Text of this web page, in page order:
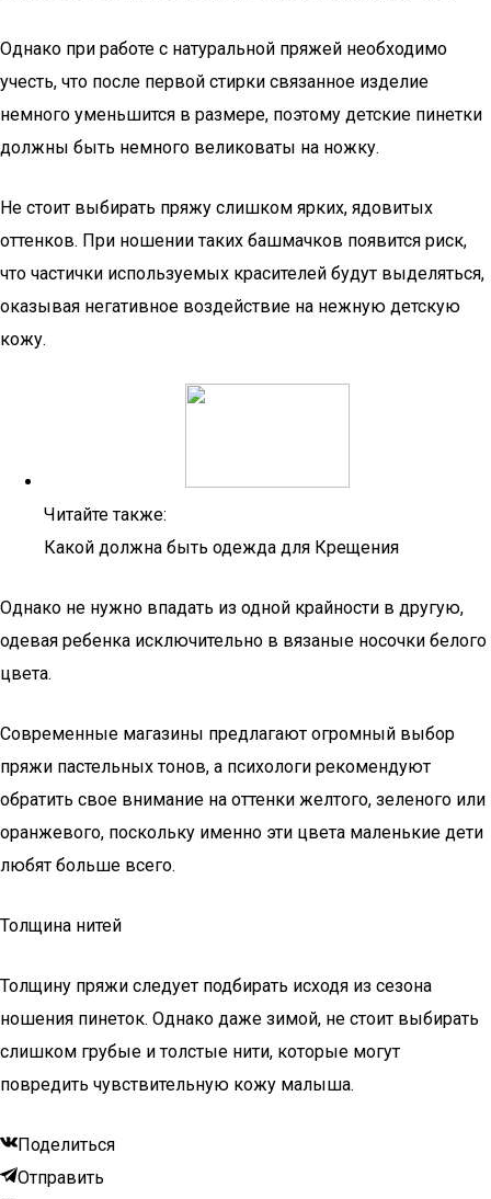
Однако при работе с натуральной пряжей необходимо
учесть, что после первой стирки связанное изделие
немного уменьшится в размере, поэтому детские пинетки
должны быть немного великоваты на ножку.
Не стоит выбирать пряжу слишком ярких, ядовитых
оттенков. При ношении таких башмачков появится риск,
что частички используемых красителей будут выделяться,
оказывая негативное воздействие на нежную детскую
кожу.
Читайте также:
Какой должна быть одежда для Крещения
Однако не нужно впадать из одной крайности в другую,
одевая ребенка исключительно в вязаные носочки белого
цвета.
Современные магазины предлагают огромный выбор
пряжи пастельных тонов, а психологи рекомендуют
обратить свое внимание на оттенки желтого, зеленого или
оранжевого, поскольку именно эти цвета маленькие дети
любят больше всего.
Толщина нитей
Толщину пряжи следует подбирать исходя из сезона
ношения пинеток. Однако даже зимой, не стоит выбирать
слишком грубые и толстые нити, которые могут
повредить чувствительную кожу малыша.
Поделиться
Отправить